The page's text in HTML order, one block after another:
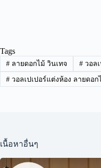
Tags
#ลายดอกไม้ วินเทจ #วอลเ
#วอลเปเปอร์แต่งห้อง ลายดอก
เนื้อหาอื่นๆ